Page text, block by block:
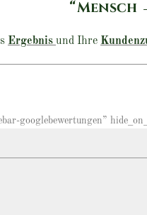
“Mensch
Ergebnis und Ihre
googlebewertungen”